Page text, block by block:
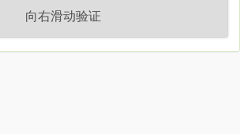
向右滑动验证